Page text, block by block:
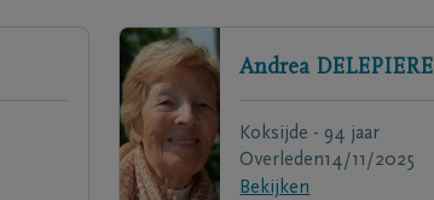
Andrea DELEPIERE
Koksijde - 94 jaar
Overleden14/11/2025
Bekijken